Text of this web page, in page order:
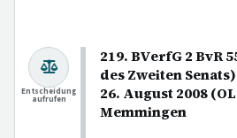
219. BVerfG 2 BvR
des Zweiten
26. August 2008
Memmingen
Entscheidung
aufrufen